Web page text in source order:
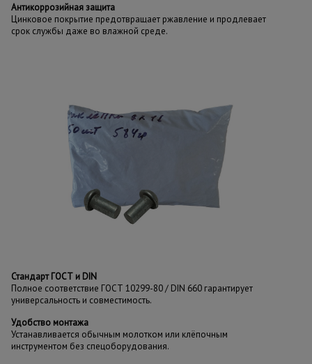
Антикоррозийная защита
Цинковое покрытие предотвращает ржавление и продлевает
срок службы даже во влажной среде.
Стандарт ГОСТ и DIN
Полное соответствие ГОСТ 10299-80 / DIN 660 гарантирует
универсальность и совместимость.
Удобство монтажа
Устанавливается обычным молотком или клёпочным
инструментом без спецоборудования.